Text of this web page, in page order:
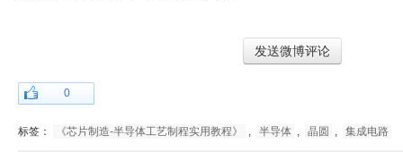
发送微博评论
0
标签： 《芯片制造-半导体工艺制程实用教程》 , 半导体 , 晶圆 , 集成电路